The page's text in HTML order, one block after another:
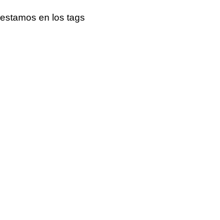
estamos en los tags